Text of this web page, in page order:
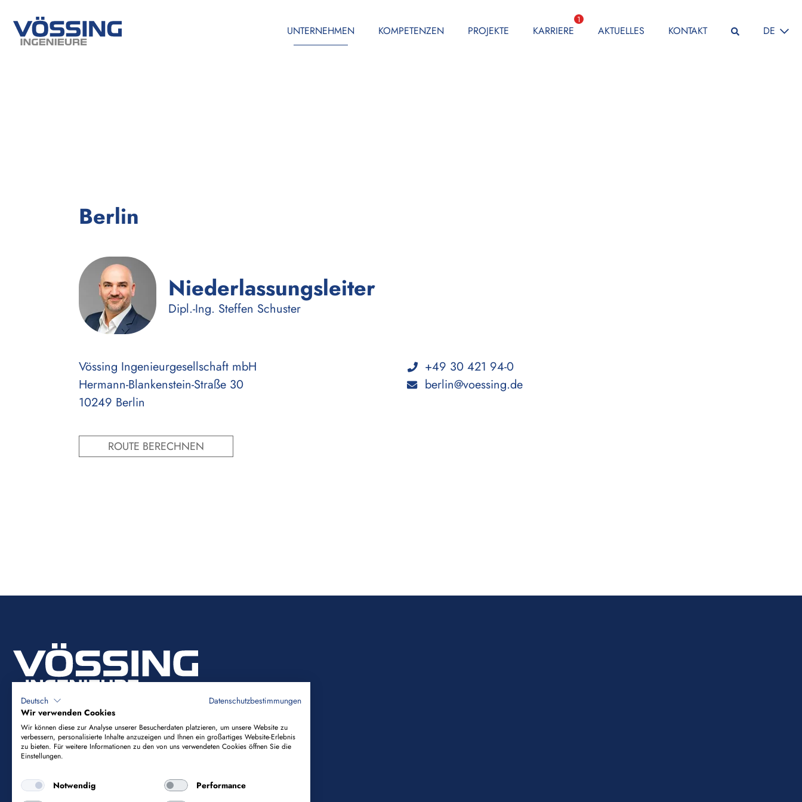
UNTERNEHMEN KOMPETENZEN PROJEKTE KARRIERE
1
AKTUELLES KONTAKT DE
Berlin
Niederlassungsleiter:
Dipl.-Ing. Steffen Schuster
Vössing Ingenieurgesellschaft mbH
Hermann-Blankenstein-Straße 30
10249 Berlin
+49 30 421 94-0
berlin@voessing.de
ROUTE BERECHNEN
Vössing Ingenieurgesellschaft mbH
Brunnenstraße 29-31
40223 Düsseldorf
Deutsch
Datenschutzbestimmungen
Wir verwenden Cookies
Wir können diese zur Analyse unserer Besucherdaten platzieren, um unsere Website zu
verbessern, personalisierte Inhalte anzuzeigen und Ihnen ein großartiges Website-Erlebnis
zu bieten. Für weitere Informationen zu den von uns verwendeten Cookies öffnen Sie die
Einstellungen.
Notwendig
Performance